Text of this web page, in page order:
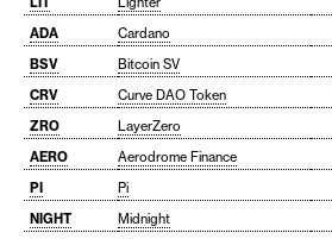
ADA
Cardano
BSV
Bitcoin SV
CRV
Curve DAO Token
ZRO
LayerZero
AERO
Aerodrome Finance
PI
Pi
NIGHT
Midnight